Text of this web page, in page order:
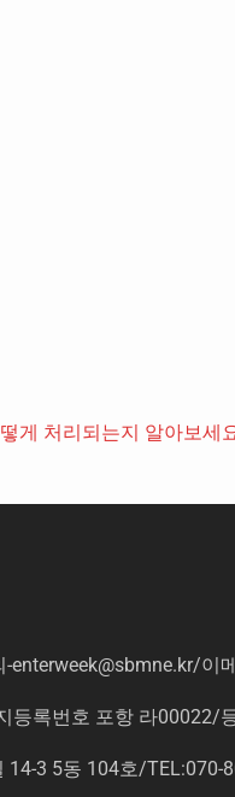
게 처리되는지 알아보세
-enterweek@sbmne.kr/이
록번호 포항 라
3 5동 104호/TEL:070-